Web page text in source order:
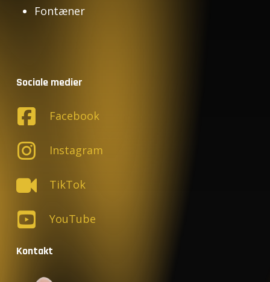
Fontæner
Sociale medier
Facebook
Instagram
TikTok
YouTube
Kontakt